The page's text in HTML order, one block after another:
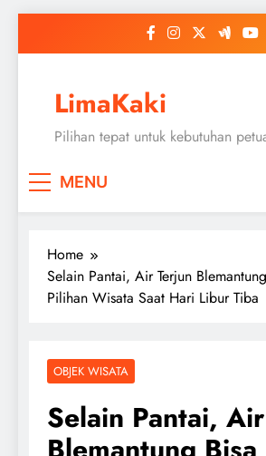
LimaKaki
Pilihan tepat untuk kebutuhan
MENU
Home
Selain Pantai, Air Terjun
Pilihan Wisata Saat Hari Libur Tiba
OBJEK WISATA
Selain Pantai,